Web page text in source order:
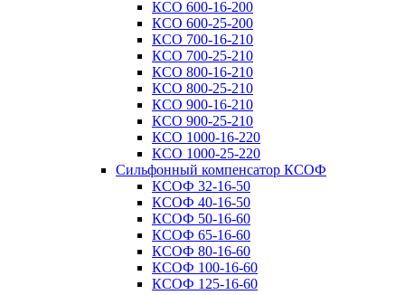
КСО 600-16-200
КСО 600-25-200
КСО 700-16-210
КСО 700-25-210
КСО 800-16-210
КСО 800-25-210
КСО 900-16-210
КСО 900-25-210
КСО 1000-16-220
КСО 1000-25-220
Сильфонный компенсатор КСОФ
КСОФ 32-16-50
КСОФ 40-16-50
КСОФ 50-16-60
КСОФ 65-16-60
КСОФ 80-16-60
КСОФ 100-16-60
КСОФ 125-16-60